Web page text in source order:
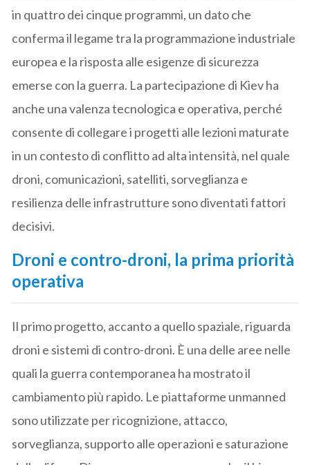
in quattro dei cinque programmi, un dato che
conferma il legame tra la programmazione industriale
europea e la risposta alle esigenze di sicurezza
emerse con la guerra. La partecipazione di Kiev ha
anche una valenza tecnologica e operativa, perché
consente di collegare i progetti alle lezioni maturate
in un contesto di conflitto ad alta intensità, nel quale
droni, comunicazioni, satelliti, sorveglianza e
resilienza delle infrastrutture sono diventati fattori
decisivi.
Droni e contro-droni, la prima priorità
operativa
Il primo progetto, accanto a quello spaziale, riguarda
droni e sistemi di contro-droni. È una delle aree nelle
quali la guerra contemporanea ha mostrato il
cambiamento più rapido. Le piattaforme unmanned
sono utilizzate per ricognizione, attacco,
sorveglianza, supporto alle operazioni e saturazione